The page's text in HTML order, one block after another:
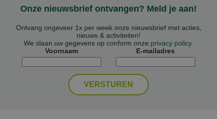
Onze nieuwsbrief ontvangen? Meld je aan!
Ontvang ongeveer 1x per week onze nieuwsbrief met acties,
nieuws & activiteiten!
We slaan uw gegevens op conform onze privacy policy.
Voornaam
E-mailadres